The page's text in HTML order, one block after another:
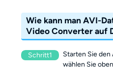
Wie kann man AVI-
Video Converter auf
Schritt1
Starten Sie
wählen Sie oben